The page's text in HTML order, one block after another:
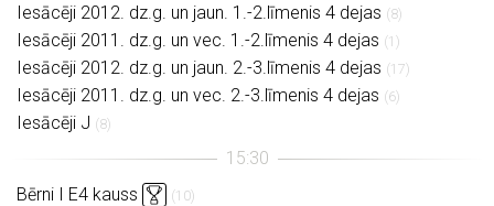
Iesācēji 2012. dz.g. un jaun. 1.-2.līmenis 4 dejas (8)
Iesācēji 2011. dz.g. un vec. 1.-2.līmenis 4 dejas (1)
Iesācēji 2012. dz.g. un jaun. 2.-3.līmenis 4 dejas (17)
Iesācēji 2011. dz.g. un vec. 2.-3.līmenis 4 dejas (6)
Iesācēji J (8)
Bērni I E4 kauss (10)